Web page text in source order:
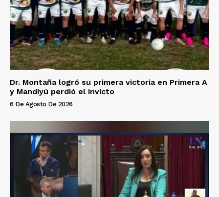
Dr. Montaña logró su primera victoria en Primera A
y Mandiyú perdió el invicto
6 De Agosto De 2026